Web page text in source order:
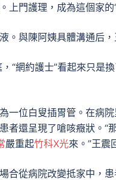
上門護理，成為這個家的
。與陳阿姨具體溝通后
“網約護士”看起來只是
一位白叟插胃管。在病
者還呈現了嗆咳癥狀。“
嚴重起竹科X光來。”王震
合從病院改變抵家中，